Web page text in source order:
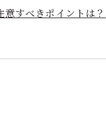
すべきポイントは？